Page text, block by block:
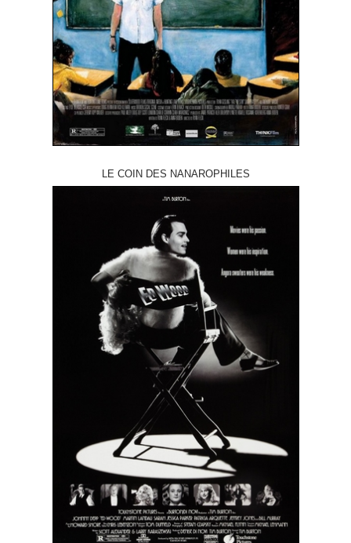
LE COIN DES NANAROPHILES